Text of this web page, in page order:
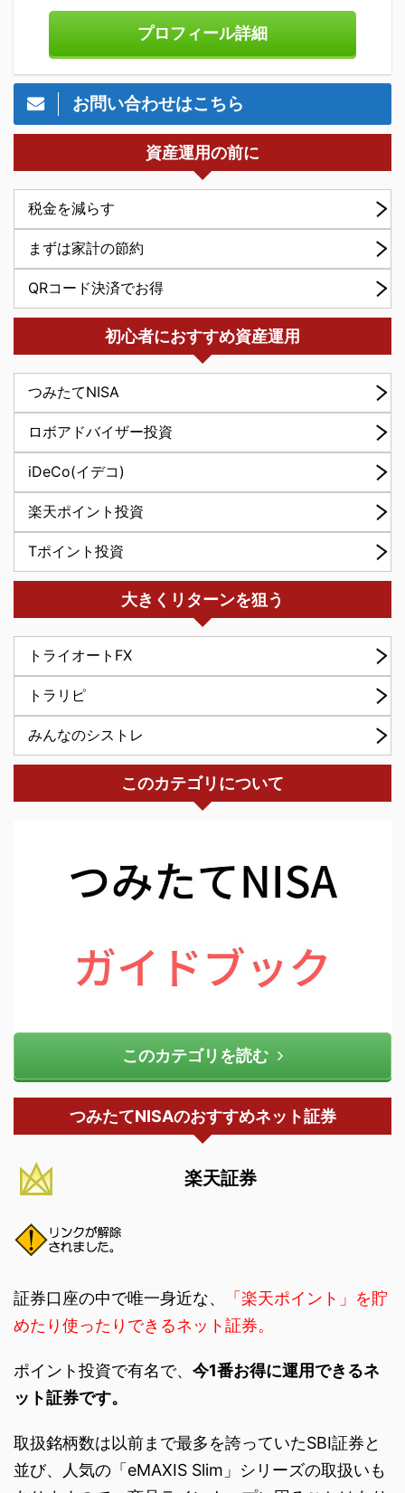
プロフィール詳細
お問い合わせはこちら
資産運用の前に
税金を減らす
まずは家計の節約
QRコード決済でお得
初心者におすすめ資産運用
つみたてNISA
ロボアドバイザー投資
iDeCo(イデコ)
楽天ポイント投資
Tポイント投資
大きくリターンを狙う
トライオートFX
トラリピ
みんなのシストレ
このカテゴリについて
このカテゴリを読む
つみたてNISAのおすすめネット証券
楽天証券
証券口座の中で唯一身近な、
「楽天ポイント」を貯
めたり使ったりできるネット証券。
ポイント投資で有名で、 今1番お得に運用できるネ
ット証券です。
取扱銘柄数は以前まで最多を誇っていたSBI証券と
並び、人気の「eMAXIS Slim」シリーズの取扱いも